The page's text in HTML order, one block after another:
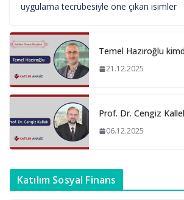
uygulama tecrübesiyle öne çıkan isimler
Temel Hazıroğlu
21.12.2025
Prof. Dr. Cengiz
06.12.2025
Katılım Sosyal Finans